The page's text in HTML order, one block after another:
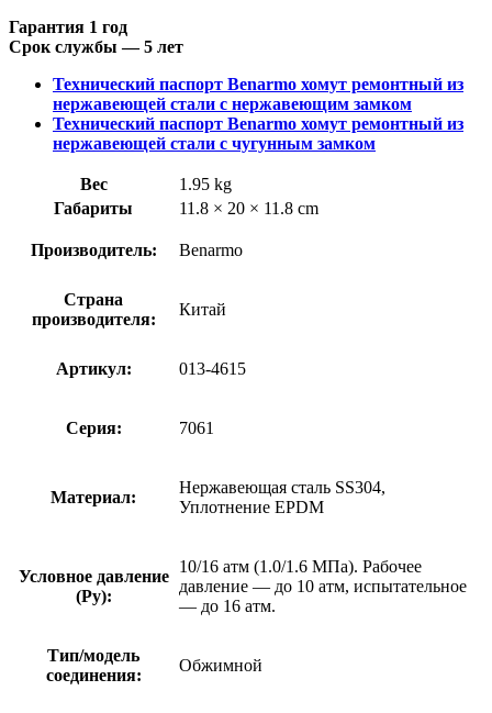
Гарантия 1 год
Срок службы — 5 лет
Технический паспорт Benarmo хомут ремонтный из
нержавеющей стали с нержавеющим замком
Технический паспорт Benarmo хомут ремонтный из
нержавеющей стали с чугунным замком
Вес
1.95 kg
Габариты
11.8 × 20 × 11.8 cm
Производитель: Benarmo
Страна
производителя:
Китай
Артикул: 013-4615
Серия: 7061
Материал:
Нержавеющая сталь SS304,
Уплотнение EPDM
Условное давление
(Ру):
10/16 атм (1.0/1.6 МПа). Рабочее
давление — до 10 атм, испытательное
— до 16 атм.
Тип/модель
соединения:
Обжимной